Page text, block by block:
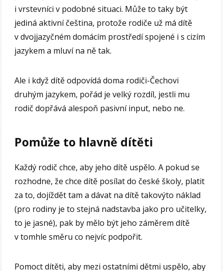
i vrstevníci v podobné situaci. Může to taky být
jediná aktivní čeština, protože rodiče už má dítě
v dvojjazyčném domácím prostředí spojené i s cizím
jazykem a mluví na ně tak.
Ale i když dítě odpovídá doma rodiči-Čechovi
druhým jazykem, pořád je velký rozdíl, jestli mu
rodič dopřává alespoň pasivní input, nebo ne.
Pomůže to hlavně dítěti
Každý rodič chce, aby jeho dítě uspělo. A pokud se
rozhodne, že chce dítě posílat do české školy, platit
za to, dojíždět tam a dávat na dítě takovýto náklad
(pro rodiny je to stejná nadstavba jako pro učitelky,
to je jasné), pak by mělo být jeho záměrem dítě
v tomhle směru co nejvíc podpořit.
Pomoct dítěti, aby mezi ostatními dětmi uspělo, aby